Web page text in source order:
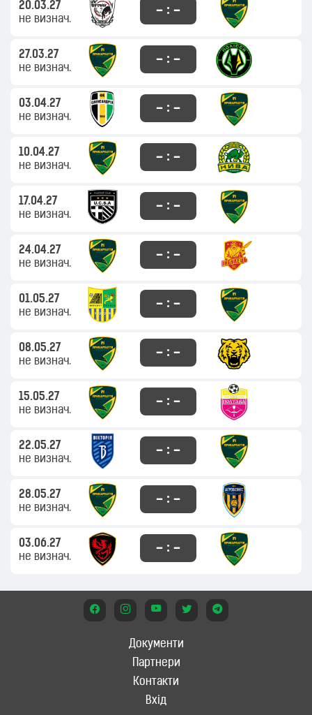
20.03.27
не визнач.
– : –
27.03.27
не визнач.
– : –
03.04.27
не визнач.
– : –
10.04.27
не визнач.
– : –
17.04.27
не визнач.
– : –
24.04.27
не визнач.
– : –
01.05.27
не визнач.
– : –
08.05.27
не визнач.
– : –
15.05.27
не визнач.
– : –
22.05.27
не визнач.
– : –
28.05.27
не визнач.
– : –
03.06.27
не визнач.
– : –
Документи
Партнери
Контакти
Вхід